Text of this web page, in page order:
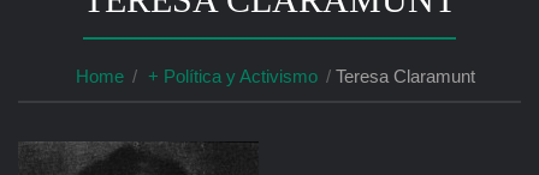
Home + Política y Activismo Teresa Claramunt